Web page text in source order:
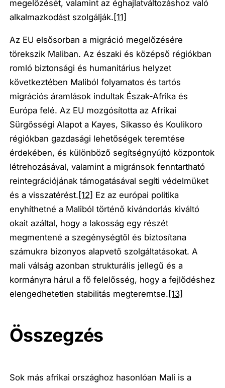
megelőzését, valamint az éghajlatváltozáshoz való
alkalmazkodást szolgálják. [11]
Az EU elsősorban a migráció megelőzésére
törekszik Maliban. Az északi és középső régiókban
romló biztonsági és humanitárius helyzet
következtében Maliból folyamatos és tartós
migrációs áramlások indultak Észak-Afrika és
Európa felé. Az EU mozgósította az Afrikai
Sürgősségi Alapot a Kayes, Sikasso és Koulikoro
régiókban gazdasági lehetőségek teremtése
érdekében, és különböző segítségnyújtó központok
létrehozásával, valamint a migránsok fenntartható
reintegrációjának támogatásával segíti védelmüket
és a visszatérést. [12] Ez az európai politika
enyhíthetné a Maliból történő kivándorlás kiváltó
okait azáltal, hogy a lakosság egy részét
megmentené a szegénységtől és biztosítana
számukra bizonyos alapvető szolgáltatásokat. A
mali válság azonban strukturális jellegű és a
kormányra hárul a fő felelősség, hogy a fejlődéshez
elengedhetetlen stabilitás megteremtse. [13]
Összegzés
Sok más afrikai országhoz hasonlóan Mali is a